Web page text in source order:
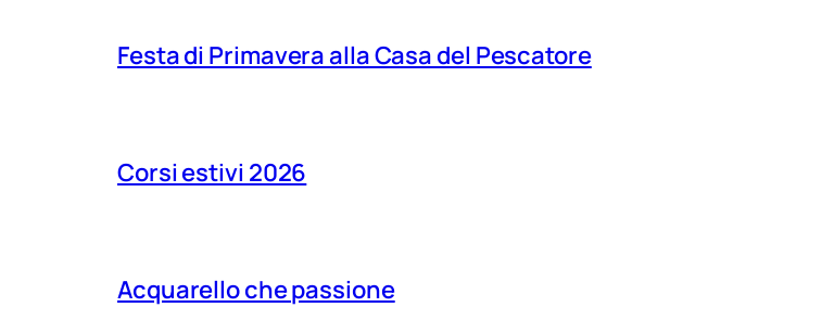
Festa di Primavera alla Casa del Pescatore
Corsi estivi 2026
Acquarello che passione